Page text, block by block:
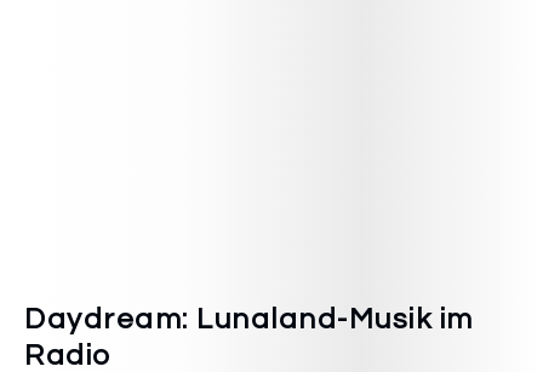
Daydream: Lunaland-Musik im
Radio